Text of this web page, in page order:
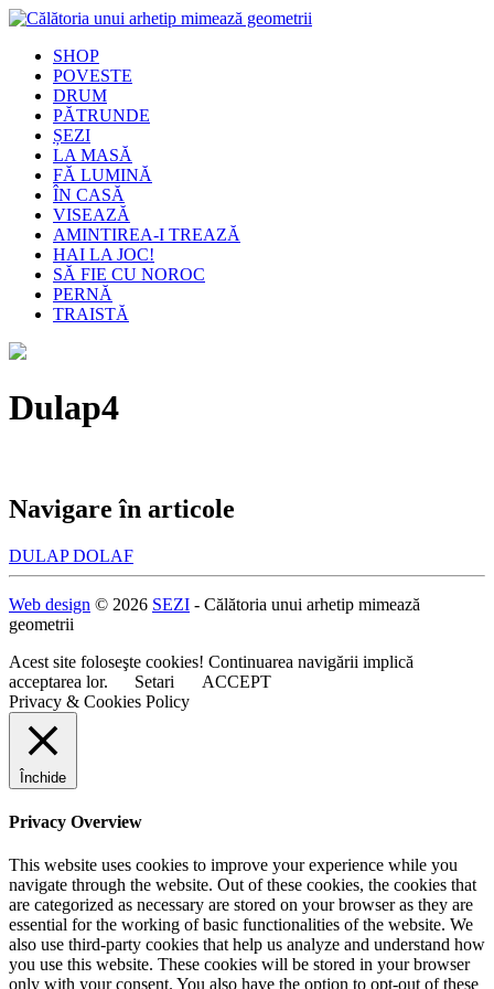
SHOP
POVESTE
DRUM
PĂTRUNDE
ȘEZI
LA MASĂ
FĂ LUMINĂ
ÎN CASĂ
VISEAZĂ
AMINTIREA-I TREAZĂ
HAI LA JOC!
SĂ FIE CU NOROC
PERNĂ
TRAISTĂ
Dulap4
Navigare în articole
DULAP DOLAF
Web design © 2026 SEZI - Călătoria unui arhetip mimează
geometrii
Acest site foloseşte cookies! Continuarea navigării implică
acceptarea lor.
Setari
ACCEPT
Privacy & Cookies Policy
Închide
Privacy Overview
This website uses cookies to improve your experience while you
navigate through the website. Out of these cookies, the cookies that
are categorized as necessary are stored on your browser as they are
essential for the working of basic functionalities of the website. We
also use third-party cookies that help us analyze and understand how
you use this website. These cookies will be stored in your browser
only with your consent. You also have the option to opt-out of these